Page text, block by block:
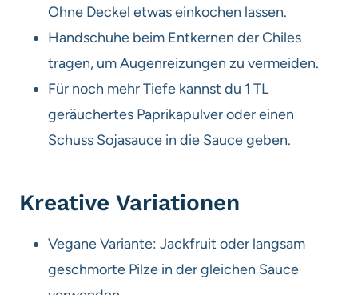
Ohne Deckel etwas einkochen lassen.
Handschuhe beim Entkernen der Chiles
tragen, um Augenreizungen zu vermeiden.
Für noch mehr Tiefe kannst du 1 TL
geräuchertes Paprikapulver oder einen
Schuss Sojasauce in die Sauce geben.
Kreative Variationen
Vegane Variante: Jackfruit oder langsam
geschmorte Pilze in der gleichen Sauce